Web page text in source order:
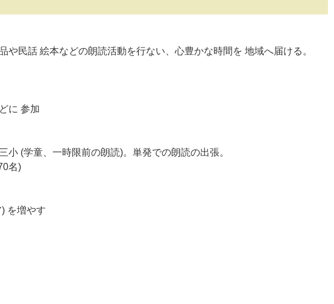
や民話 絵本などの朗読活動を行ない、 心豊かな時間を 地域へ届ける。
に 参加
三小 (学童 、一時限前の朗読)。 単発での朗読の出張。
名)
) を増やす